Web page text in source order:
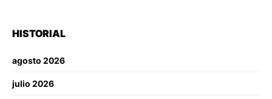
HISTORIAL
agosto 2026
julio 2026